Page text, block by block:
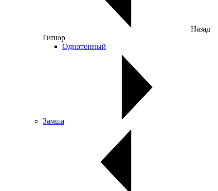
Назад
Гипюр
Однотонный
Замша